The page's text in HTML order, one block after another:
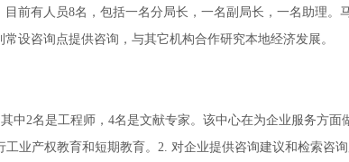
前有人员8名，包括一名分局长，一名副局长，一名助理。
设咨询点提供咨询，与其它机构合作研究本地经济发展。
2名是工程师，4名是文献专家。该中心在为企业服务方面
业产权教育和短期教育。2. 对企业提供咨询建议和检索咨